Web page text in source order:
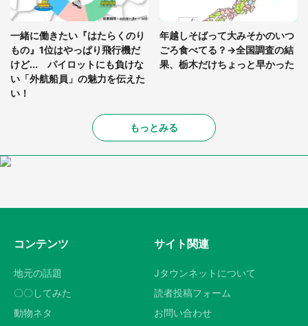
一緒に働きたい『はたらくのり
もの』1位はやっぱり飛行機だ
けど... パイロットにも負けな
い「外航船員」の魅力を伝えた
い！
年越しそばって大みそかのいつ
ごろ食べてる？→全国調査の結
果、栃木だけちょっと早かった
もっとみる
コンテンツ
地元の話題
〇〇してみた
動物ネタ
サイト関連
Jタウンネットについて
読者投稿フォーム
お問い合わせ